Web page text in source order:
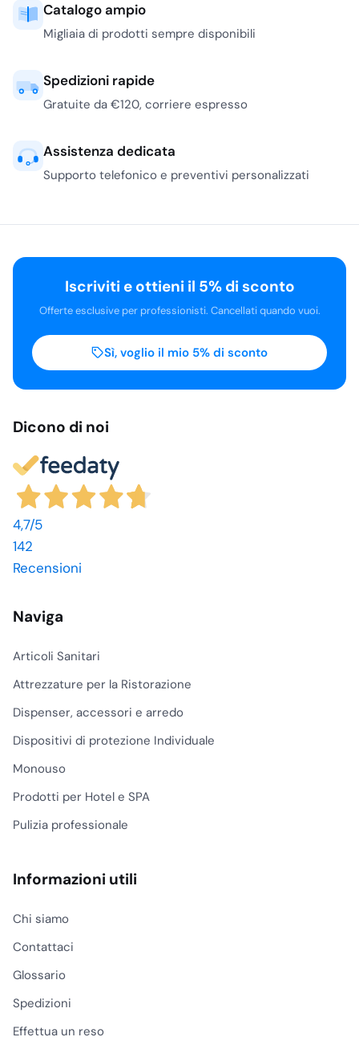
Catalogo ampio
Migliaia di prodotti sempre disponibili
Spedizioni rapide
Gratuite da €120, corriere espresso
Assistenza dedicata
Supporto telefonico e preventivi personalizzati
Dicono di noi
4,7/5
142
Recensioni
Naviga
Articoli Sanitari
Attrezzature per la Ristorazione
Dispenser, accessori e arredo
Dispositivi di protezione Individuale
Monouso
Prodotti per Hotel e SPA
Pulizia professionale
Informazioni utili
Chi siamo
Contattaci
Glossario
Spedizioni
Effettua un reso
Iscriviti e ottieni il 5% di sconto
Offerte esclusive per professionisti. Cancellati quando vuoi.
Sì, voglio il mio 5% di sconto